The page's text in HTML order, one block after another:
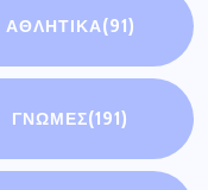
ΚΟΣΜΟΣ(93)